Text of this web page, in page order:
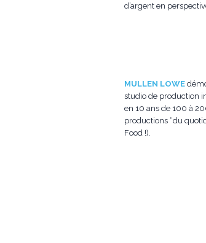
d’argent en
MULLEN LOWE
studio de production
en 10 ans de 100 à
productions “du
Food !).